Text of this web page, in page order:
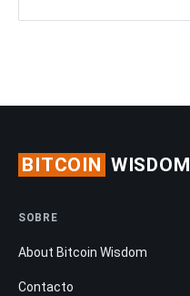
BITCOIN WISDOM
SOBRE
About Bitcoin Wisdom
Contacto